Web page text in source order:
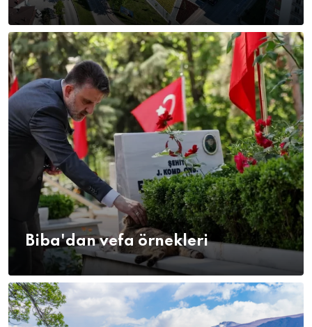
Biba'dan vefa örnekleri